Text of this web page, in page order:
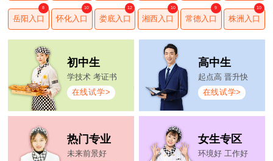
岳阳入口
8
怀化入口
10
娄底入口
12
湘西入口
10
常德入口
9
株洲入口
10
初中生
学技术 考证书
在线试学>
高中生
起点高 晋升快
在线试学>
热门专业
未来前景好
女生专区
环境好 工作好